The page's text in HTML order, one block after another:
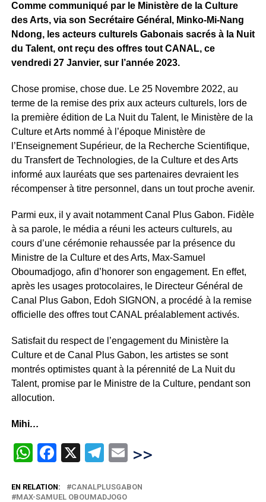
Comme communiqué par le Ministère de la Culture
des Arts, via son Secrétaire Général, Minko-Mi-Nang
Ndong, les acteurs culturels Gabonais sacrés à la Nuit
du Talent, ont reçu des offres tout CANAL, ce
vendredi 27 Janvier, sur l’année 2023.
Chose promise, chose due. Le 25 Novembre 2022, au
terme de la remise des prix aux acteurs culturels, lors de
la première édition de La Nuit du Talent, le Ministère de la
Culture et Arts nommé à l’époque Ministère de
l’Enseignement Supérieur, de la Recherche Scientifique,
du Transfert de Technologies, de la Culture et des Arts
informé aux lauréats que ses partenaires devraient les
récompenser à titre personnel, dans un tout proche avenir.
Parmi eux, il y avait notamment Canal Plus Gabon. Fidèle
à sa parole, le média a réuni les acteurs culturels, au
cours d’une cérémonie rehaussée par la présence du
Ministre de la Culture et des Arts, Max-Samuel
Oboumadjogo, afin d’honorer son engagement. En effet,
après les usages protocolaires, le Directeur Général de
Canal Plus Gabon, Edoh SIGNON, a procédé à la remise
officielle des offres tout CANAL préalablement activés.
Satisfait du respect de l’engagement du Ministère la
Culture et de Canal Plus Gabon, les artistes se sont
montrés optimistes quant à la pérennité de La Nuit du
Talent, promise par le Ministre de la Culture, pendant son
allocution.
Mihi…
WhatsApp
Facebook
X Telegram
Email
>>
EN RELATION:
CANALPLUSGABON
MAX-SAMUEL OBOUMADJOGO